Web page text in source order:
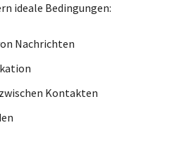
ideale Bedingungen:
Nachrichten
Kontakten